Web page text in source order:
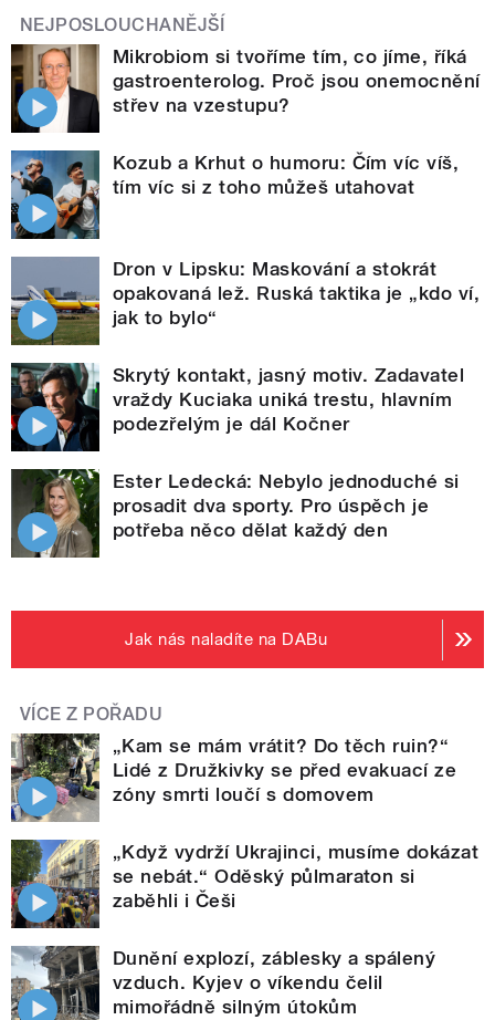
NEJPOSLOUCHANĚJŠÍ
Mikrobiom si tvoříme tím, co jíme, říká
gastroenterolog. Proč jsou onemocnění
střev na vzestupu?
Kozub a Krhut o humoru: Čím víc víš,
tím víc si z toho můžeš utahovat
Dron v Lipsku: Maskování a stokrát
opakovaná lež. Ruská taktika je „kdo ví,
jak to bylo“
Skrytý kontakt, jasný motiv. Zadavatel
vraždy Kuciaka uniká trestu, hlavním
podezřelým je dál Kočner
Ester Ledecká: Nebylo jednoduché si
prosadit dva sporty. Pro úspěch je
potřeba něco dělat každý den
Jak nás naladíte na DABu
VÍCE Z POŘADU
„Kam se mám vrátit? Do těch ruin?“
Lidé z Družkivky se před evakuací ze
zóny smrti loučí s domovem
„Když vydrží Ukrajinci, musíme dokázat
se nebát.“ Oděský půlmaraton si
zaběhli i Češi
Dunění explozí, záblesky a spálený
vzduch. Kyjev o víkendu čelil
mimořádně silným útokům